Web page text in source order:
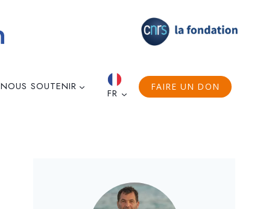
NOUS SOUTENIR
FR
FAIRE UN DON